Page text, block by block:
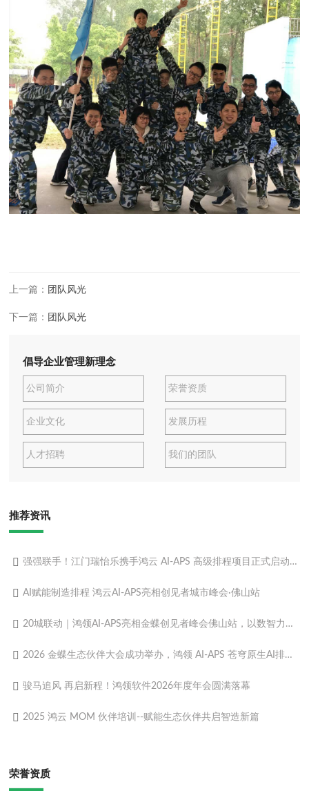
上一篇： 团队风光
下一篇： 团队风光
倡导企业管理新理念
公司简介 荣誉资质
企业文化 发展历程
人才招聘 我们的团队
推荐资讯
强强联手！江门瑞怡乐携手鸿云 AI-APS 高级排程项目正式启动，解锁食品制造柔性智造新动能
AI赋能制造排程 鸿云AI-APS亮相创见者城市峰会·佛山站
20城联动｜鸿领AI-APS亮相金蝶创见者峰会佛山站，以数智力量赋能制造转型
2026 金蝶生态伙伴大会成功举办，鸿领 AI-APS 苍穹原生AI排程重磅发布！
骏马追风 再启新程！鸿领软件2026年度年会圆满落幕
2025 鸿云 MOM 伙伴培训--赋能生态伙伴共启智造新篇​
荣誉资质